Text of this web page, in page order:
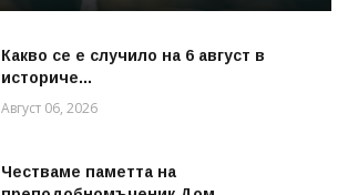
Какво се е случило на 6 август в
историче...
Август 06, 2026
Честваме паметта на